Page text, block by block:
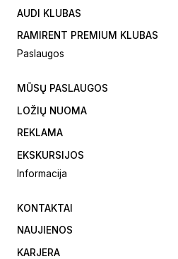
AUDI KLUBAS
RAMIRENT PREMIUM KLUBAS
Paslaugos
MŪSŲ PASLAUGOS
LOŽIŲ NUOMA
REKLAMA
EKSKURSIJOS
Informacija
KONTAKTAI
NAUJIENOS
KARJERA